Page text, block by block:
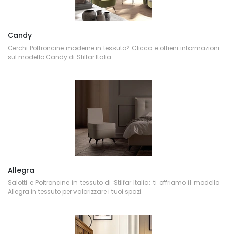
Candy
Cerchi Poltroncine moderne in tessuto? Clicca e ottieni informazioni
sul modello Candy di Stilfar Italia.
Allegra
Salotti e Poltroncine in tessuto di Stilfar Italia: ti offriamo il modello
Allegra in tessuto per valorizzare i tuoi spazi.